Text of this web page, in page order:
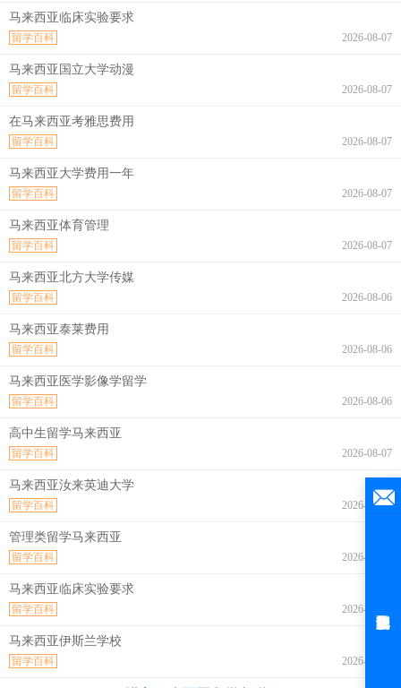
马来西亚临床实验要求
2026-08-07
留学百科
马来西亚国立大学动漫
2026-08-07
留学百科
在马来西亚考雅思费用
2026-08-07
留学百科
马来西亚大学费用一年
2026-08-07
留学百科
马来西亚体育管理
2026-08-07
留学百科
马来西亚北方大学传媒
2026-08-06
留学百科
马来西亚泰莱费用
2026-08-06
留学百科
马来西亚医学影像学留学
2026-08-06
留学百科
高中生留学马来西亚
2026-08-07
留学百科
马来西亚汝来英迪大学
2026-08-07
留学百科
管理类留学马来西亚
2026-08-07
留学百科
马来西亚临床实验要求
2026-08-07
留学百科
马来西亚伊斯兰学校
2026-08-07
留学百科